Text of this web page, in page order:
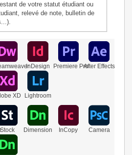
de votre statut étudiant ou
relevé de note, bulletin de
InDesign Premiere ProAfter Effects
XD Lightroom
Stock Dimension InCopy Camera